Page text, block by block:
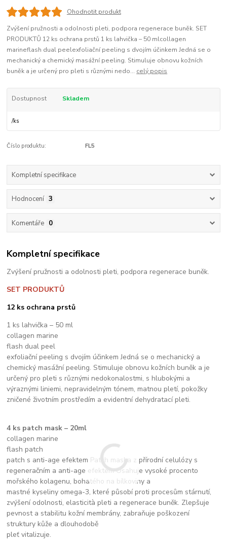
Ohodnotit produkt
Zvýšení pružnosti a odolnosti pleti, podpora regenerace buněk. SET
PRODUKTŮ 12 ks ochrana prstů 1 ks lahvička – 50 mlcollagen
marineflash dual peelexfoliační peeling s dvojím účinkem Jedná se o
mechanický a chemický masážní peeling. Stimuluje obnovu kožních
buněk a je určený pro pleti s různými nedo... celý popis
Dostupnost Skladem
/ks
Číslo produktu: FL5
Kompletní specifikace
Hodnocení 3
Komentáře 0
Kompletní specifikace
Zvýšení pružnosti a odolnosti pleti, podpora regenerace buněk.
SET PRODUKTŮ
12 ks ochrana prstů
1 ks lahvička – 50 ml
collagen marine
flash dual peel
exfoliační peeling s dvojím účinkem Jedná se o mechanický a
chemický masážní peeling. Stimuluje obnovu kožních buněk a je
určený pro pleti s různými nedokonalostmi, s hlubokými a
výraznými liniemi, nepravidelným tónem, matnou pletí, pokožky
zničené životním prostředím a evidentní dehydratací pleti.
4 ks patch mask – 20ml
collagen marine
flash patch
patch s anti-age efektem Patch maska z přírodní celulózy s
regeneračním a anti-age efektem Osahuje vysoké procento
mořského kolagenu, bohatého na bílkoviny a
mastné kyseliny omega-3, které působí proti procesům stárnutí,
zvýšení odolnosti, elasticità pleti a regenerace buněk. Zlepšuje
pevnost a stabilitu kožní membrány, zabraňuje poškození
struktury kůže a dlouhodobě
pleť vitalizuje.